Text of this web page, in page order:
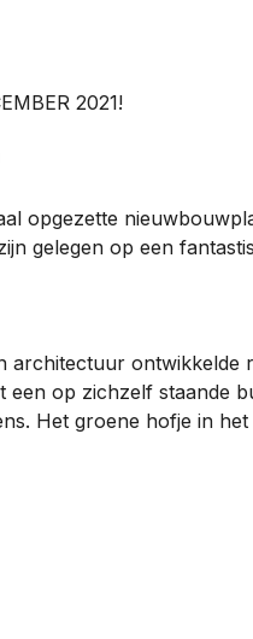
2021!
opgezette
gelegen op een
architectuur
op zichzelf staande
Het groene hofje in